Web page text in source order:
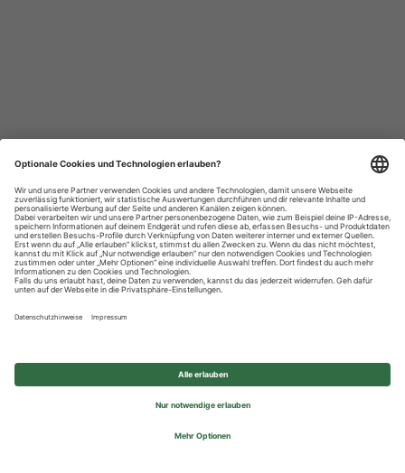
Datenschutzhinweise
Impressum
Privatsphäre-Einstellungen
© 2026 REWE Group - All rights reserved